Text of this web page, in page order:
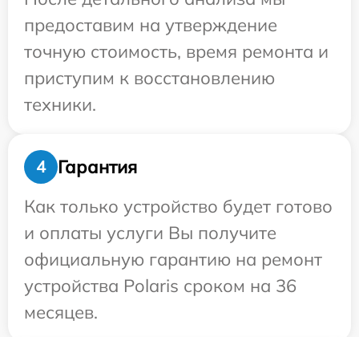
предоставим на утверждение
точную стоимость, время ремонта и
приступим к восстановлению
техники.
4
Гарантия
Как только устройство будет готово
и оплаты услуги Вы получите
официальную гарантию на ремонт
устройства Polaris сроком на 36
месяцев.